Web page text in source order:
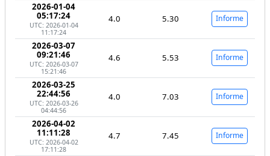
2026-01-04
05:17:24
UTC: 2026-01-04
11:17:24
4.0 5.30 Informe
2026-03-07
09:21:46
UTC: 2026-03-07
15:21:46
4.6 5.53 Informe
2026-03-25
22:44:56
UTC: 2026-03-26
04:44:56
4.0 7.03 Informe
2026-04-02
11:11:28
UTC: 2026-04-02
17:11:28
4.7 7.45 Informe